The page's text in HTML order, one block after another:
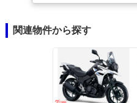
関連物件から探す